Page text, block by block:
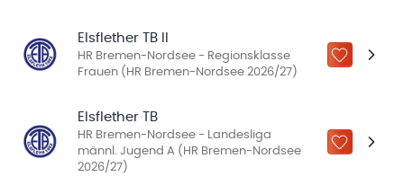
Elsflether TB II
HR Bremen-Nordsee - Regionsklasse
Frauen (HR Bremen-Nordsee 2026/27)
ZU „MEINE
Elsflether TB
HR Bremen-Nordsee - Landesliga
männl. Jugend A (HR Bremen-Nordsee
2026/27)
ZU „MEINE